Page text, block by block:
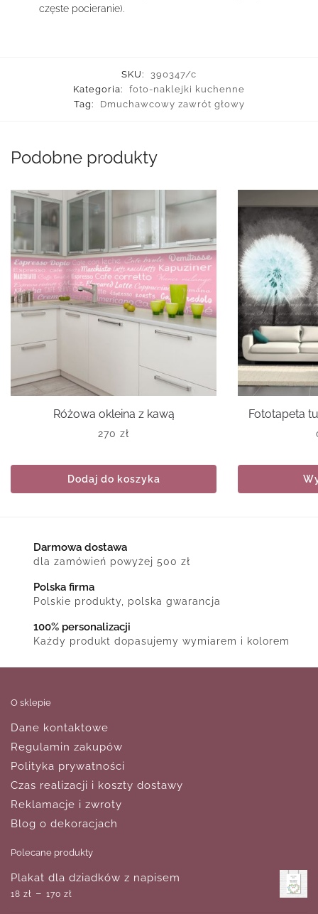
częste pocieranie).
SKU:
390347/c
Kategoria:
foto-naklejki kuchenne
Tag:
Dmuchawcowy zawrót głowy
Podobne produkty
Różowa okleina z kawą
270 zł
Dodaj do koszyka
Fototapeta
Darmowa dostawa
dla zamówień powyżej 500 zł
Polska firma
Polskie produkty, polska gwarancja
100% personalizacji
Każdy produkt dopasujemy wymiarem i kolorem
O sklepie
Dane kontaktowe
Regulamin zakupów
Polityka prywatności
Czas realizacji i koszty dostawy
Reklamacje i zwroty
Blog o dekoracjach
Polecane produkty
Plakat dla dziadków z napisem
18 zł – 170 zł